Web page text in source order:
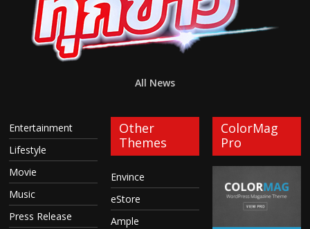
All News
Entertainment
Lifestyle
Movie
Music
Press Release
Other
Themes
Envince
eStore
Ample
ColorMag
Pro